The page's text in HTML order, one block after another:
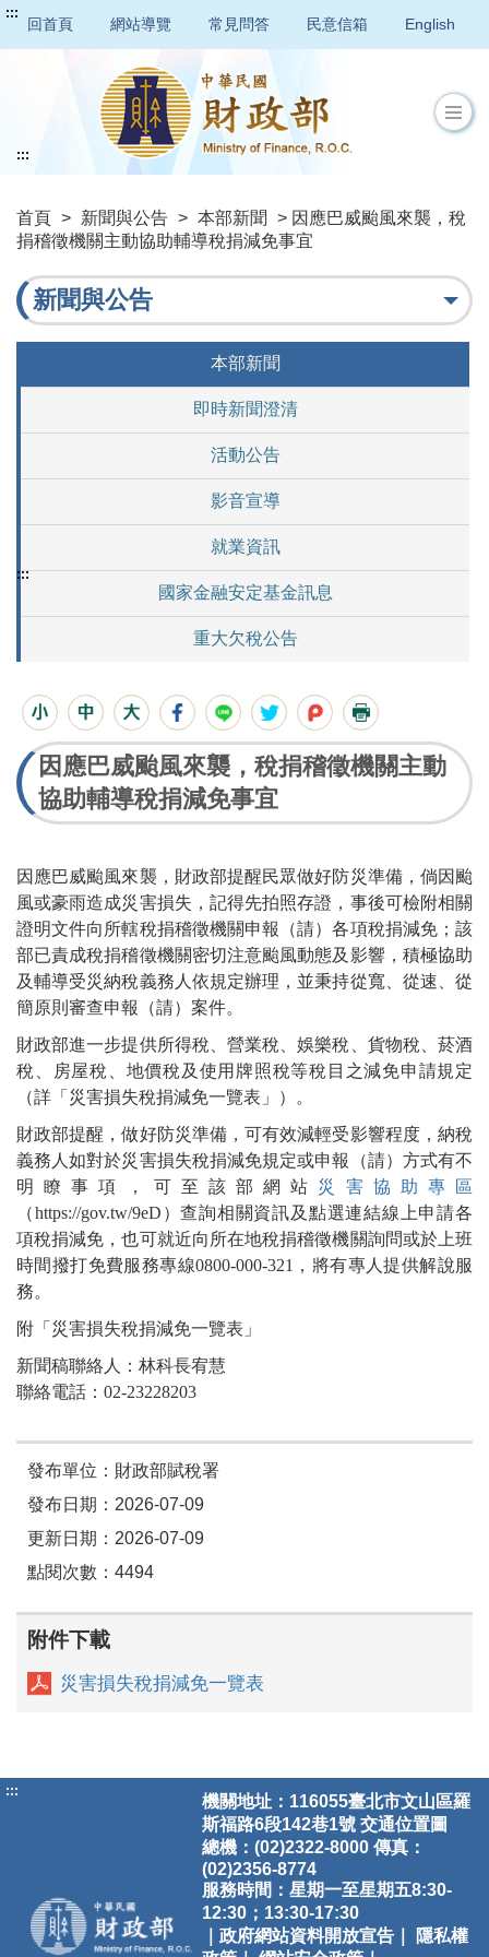
:::
回首頁 網站導覽 常見問答 民意信箱 English
首頁 > 新聞與公告 > 本部新聞
> 因應巴威颱風來襲，稅
捐稽徵機關主動協助輔導稅捐減免事宜
:::
新聞與公告
本部新聞
即時新聞澄清
活動公告
影音宣導
就業資訊
國家金融安定基金訊息
重大欠稅公告
:::
因應巴威颱風來襲，稅捐稽徵機關主動
協助輔導稅捐減免事宜
因應巴威颱風來襲，財政部提醒民眾做好防災準備，倘因颱
風或豪雨造成災害損失，記得先拍照存證，事後可檢附相關
證明文件向所轄稅捐稽徵機關申報（請）各項稅捐減免；該
部已責成稅捐稽徵機關密切注意颱風動態及影響，積極協助
及輔導受災納稅義務人依規定辦理，並秉持從寬、從速、從
簡原則審查申報（請）案件。
財政部進一步提供所得稅、營業稅、娛樂稅、貨物稅、菸酒
稅、房屋稅、地價稅及使用牌照稅等稅目之減免申請規定
（詳「災害損失稅捐減免一覽表」）。
財政部提醒，做好防災準備，可有效減輕受影響程度，納稅
義務人如對於災害損失稅捐減免規定或申報（請）方式有不
明瞭事項，可至該部網站 災害協助專區
（https://gov.tw/9eD）查詢相關資訊及點選連結線上申請各
項稅捐減免，也可就近向所在地稅捐稽徵機關詢問或於上班
時間撥打免費服務專線0800-000-321，將有專人提供解說服
務。
附「災害損失稅捐減免一覽表」
新聞稿聯絡人：林科長宥慧
聯絡電話：02-23228203
發布單位：財政部賦稅署
發布日期：2026-07-09
更新日期：2026-07-09
點閱次數：4494
附件下載
災害損失稅捐減免一覽表
:::
機關地址：116055臺北市文山區羅
斯福路6段142巷1號 交通位置圖
總機：(02)2322-8000 傳真：
(02)2356-8774
服務時間：星期一至星期五8:30-
12:30；13:30-17:30
｜政府網站資料開放宣告｜
隱私權